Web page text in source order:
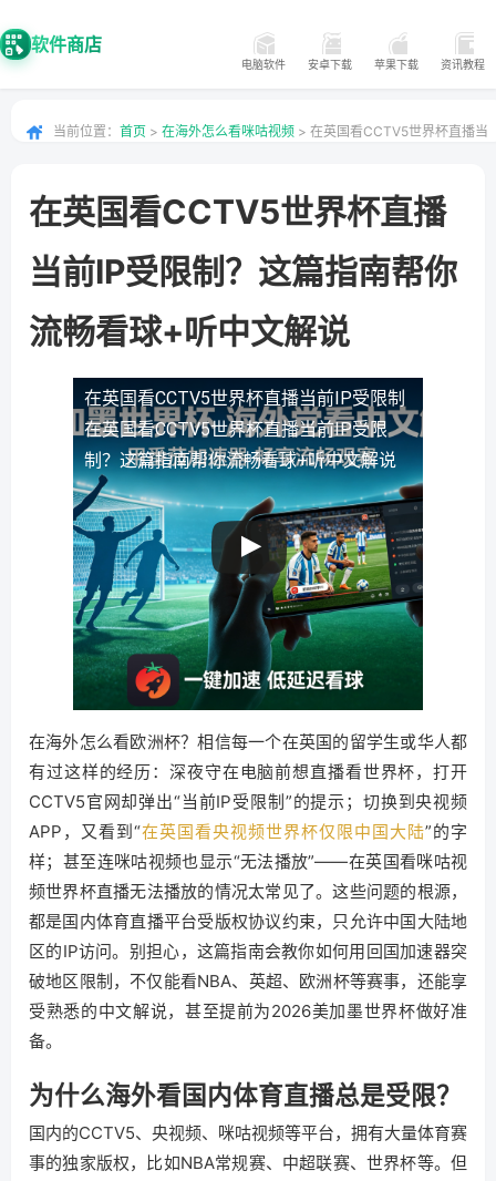
软件商店
电脑软件 安卓下载 苹果下载 资讯教程
当前位置： 首页 > 在海外怎么看咪咕视频 > 在英国看CCTV5世界杯直播当
在英国看CCTV5世界杯直播
当前IP受限制？这篇指南帮你
流畅看球+听中文解说
在英国看CCTV5世界杯直播当前IP受限制
在英国看CCTV5世界杯直播当前IP受限
制？这篇指南帮你流畅看球+听中文解说
在海外怎么看欧洲杯？相信每一个在英国的留学生或华人都
有过这样的经历：深夜守在电脑前想直播看世界杯，打开
CCTV5官网却弹出“当前IP受限制”的提示；切换到央视频
APP，又看到“在英国看央视频世界杯仅限中国大陆”的字
样；甚至连咪咕视频也显示“无法播放”——在英国看咪咕视
频世界杯直播无法播放的情况太常见了。这些问题的根源，
都是国内体育直播平台受版权协议约束，只允许中国大陆地
区的IP访问。别担心，这篇指南会教你如何用回国加速器突
破地区限制，不仅能看NBA、英超、欧洲杯等赛事，还能享
受熟悉的中文解说，甚至提前为2026美加墨世界杯做好准
备。
为什么海外看国内体育直播总是受限？
国内的CCTV5、央视频、咪咕视频等平台，拥有大量体育赛
事的独家版权，比如NBA常规赛、中超联赛、世界杯等。但